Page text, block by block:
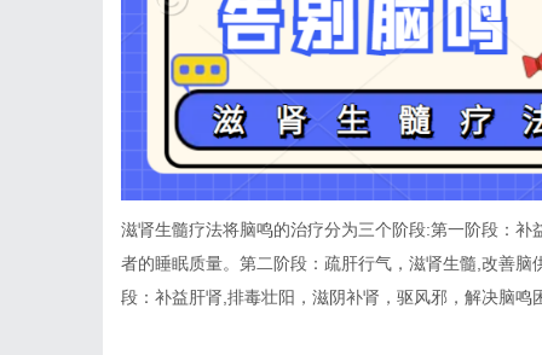
滋肾生髓疗法将脑鸣的治疗分为三个阶段:第一阶段：
者的睡眠质量。第二阶段：疏肝行气，滋肾生髓,改善
段：补益肝肾,排毒壮阳，滋阴补肾，驱风邪，解决脑鸣